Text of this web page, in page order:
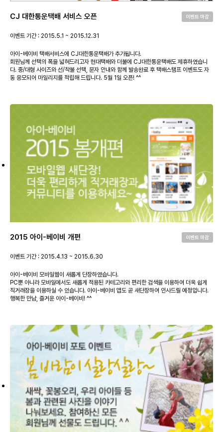
CJ 대한통운택배 서비스 오픈 이벤트 마감
이벤트 기간 : 2015.5.1 ~ 2015.12.31
아이-베이비 택배서비스에 CJ대한통운택배가 추가됩니다.
회원님께 선택의 폭을 넓혀드리고자 현대택배와 더불에 CJ대한통운택배도 제휴하였습니
다. 중/대형 사이즈와 선/착불 선택, 문자 안내와 함께 발송완료 후 택배스탬프 이벤트도 자
동 응모되어 마일리지를 적립해 드립니다. 5월 1일 오픈! ^^
2015 아이-베이비 개편 이벤트 마감
이벤트 기간 : 2015.4.13 ~ 2015.6.30
아이-베이비 모바일웹이 새롭게 단장하였습니다.
PC뿐 아니라 모바일에서도 새롭게 적용된 카테고리와 편리한 검색을 이용하여 더욱 쉽게
직거래장을 이용하실 수 있습니다. 아이-베이비 앱도 곧 새단장하여 인사드릴 예정입니다.
행복한 만남, 즐거운 아이-베이비! ^^